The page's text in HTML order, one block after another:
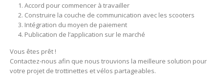
Accord pour commencer à travailler
Construire la couche de communication avec les scooters
Intégration du moyen de paiement
Publication de l’application sur le marché
Vous êtes prêt !
Contactez-nous afin que nous trouvions la meilleure solution pour
votre projet de trottinettes et vélos partageables.